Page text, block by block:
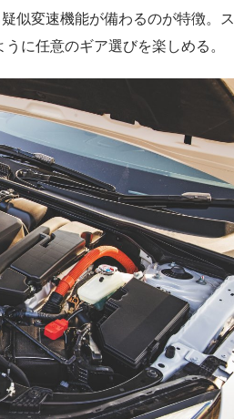
似変速機能が備わるのが特徴。ス
に任意のギア選びを楽しめる。